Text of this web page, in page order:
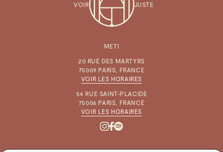
VOIR JUSTE
METI
20 RUE DES MARTYRS
75009 PARIS, FRANCE
VOIR LES HORAIRES
54 RUE SAINT-PLACIDE
75006 PARIS, FRANCE
VOIR LES HORAIRES